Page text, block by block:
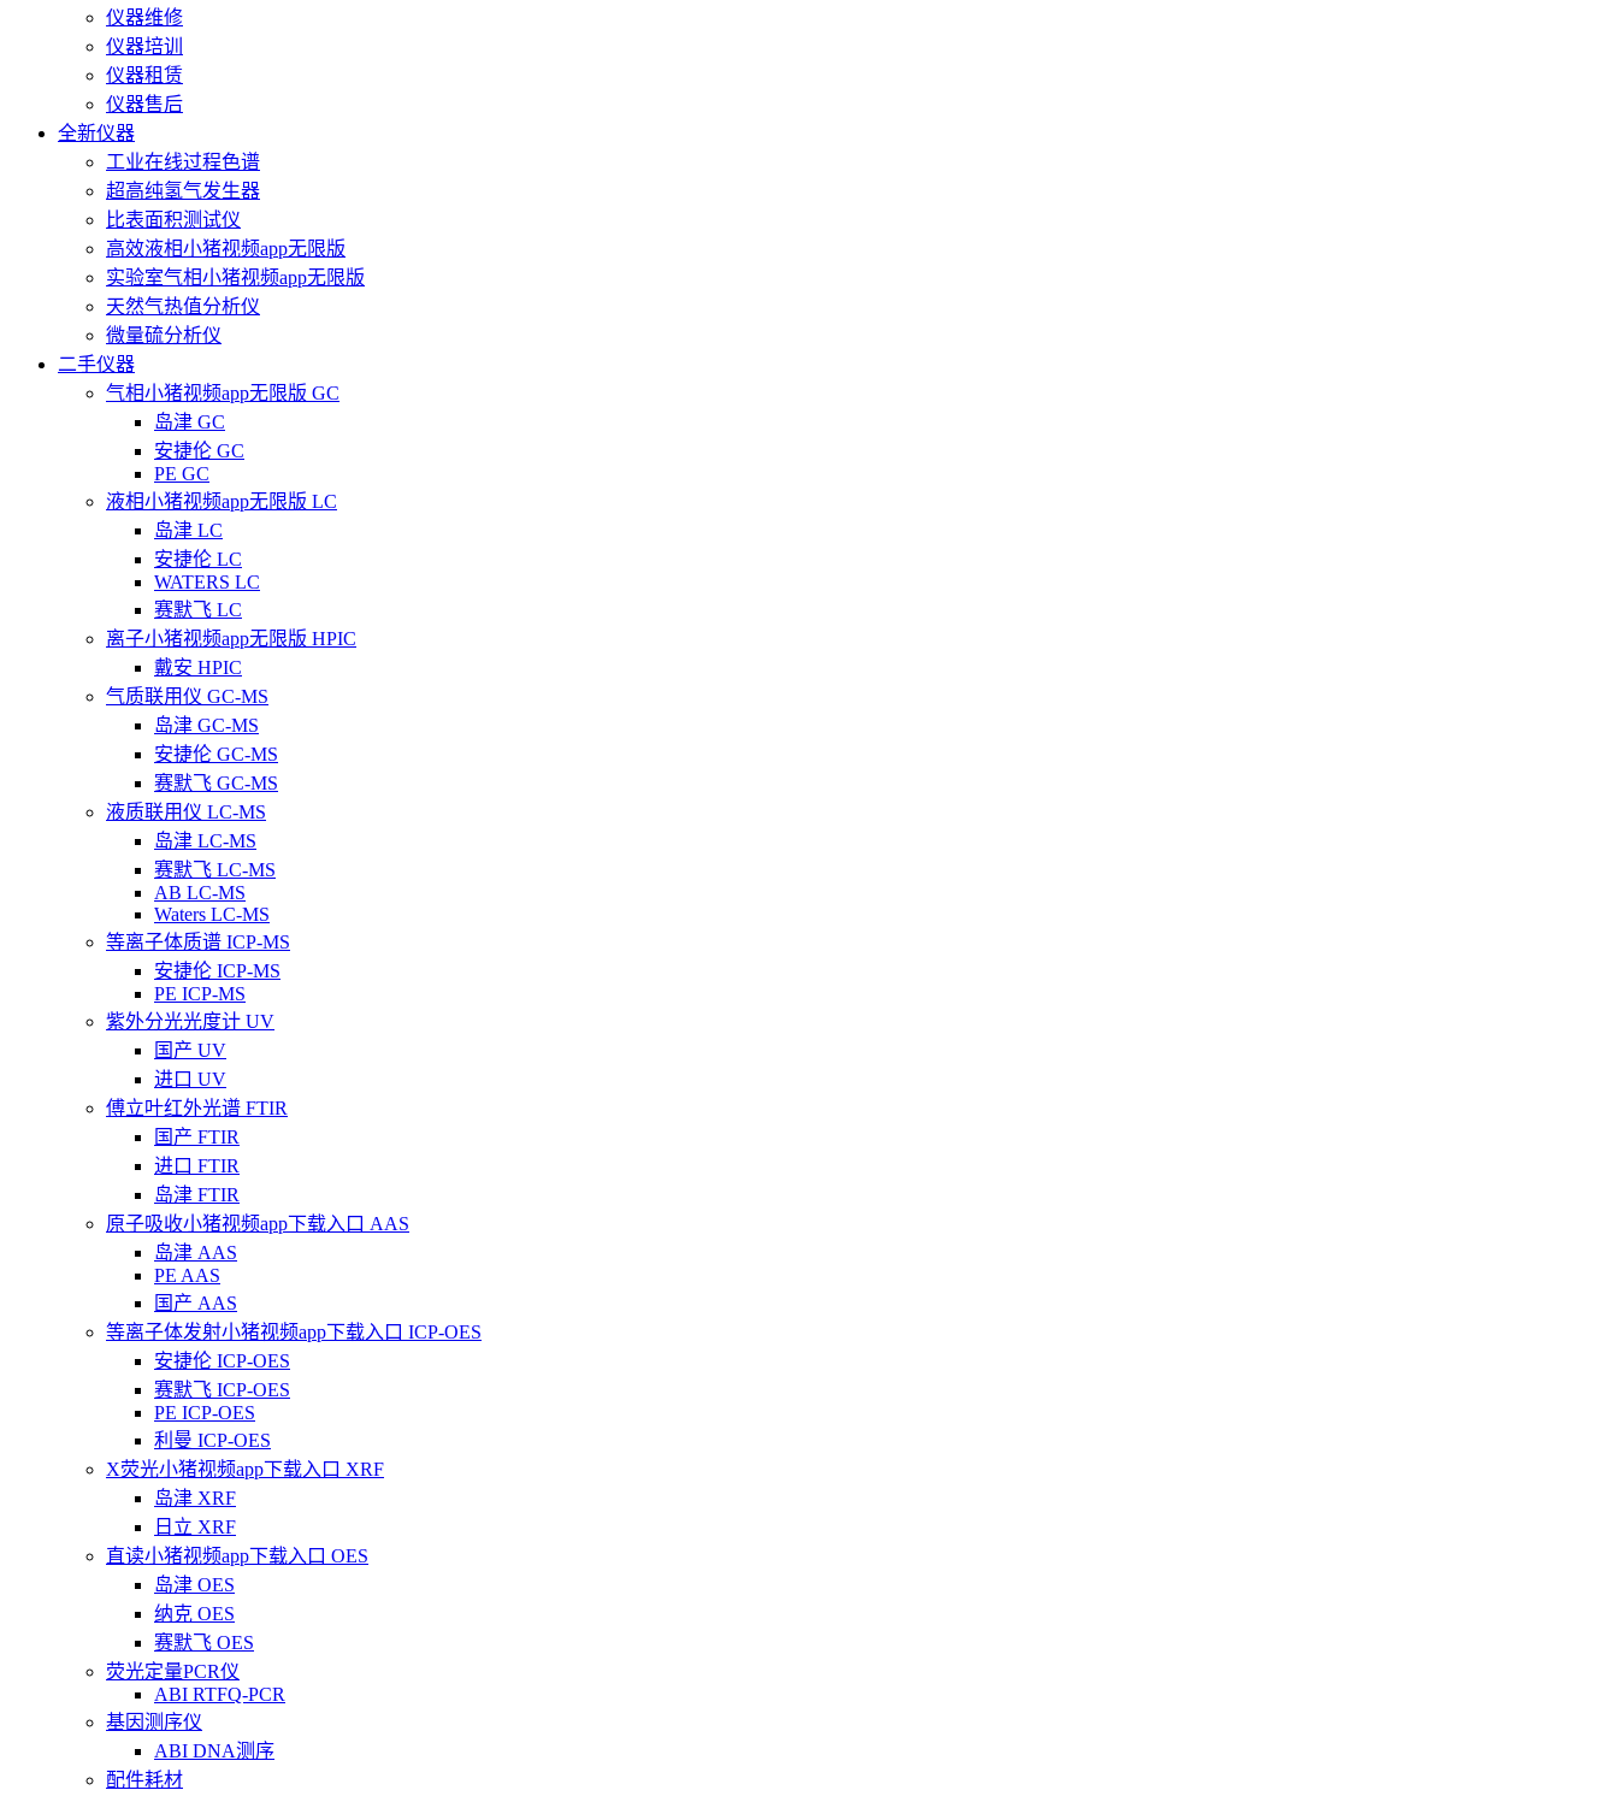
仪器维修
仪器培训
仪器租赁
仪器售后
全新仪器
工业在线过程色谱
超高纯氢气发生器
比表面积测试仪
高效液相小猪视频app无限版
实验室气相小猪视频app无限版
天然气热值分析仪
微量硫分析仪
二手仪器
气相小猪视频app无限版 GC
岛津 GC
安捷伦 GC
PE GC
液相小猪视频app无限版 LC
岛津 LC
安捷伦 LC
WATERS LC
赛默飞 LC
离子小猪视频app无限版 HPIC
戴安 HPIC
气质联用仪 GC-MS
岛津 GC-MS
安捷伦 GC-MS
赛默飞 GC-MS
液质联用仪 LC-MS
岛津 LC-MS
赛默飞 LC-MS
AB LC-MS
Waters LC-MS
等离子体质谱 ICP-MS
安捷伦 ICP-MS
PE ICP-MS
紫外分光光度计 UV
国产 UV
进口 UV
傅立叶红外光谱 FTIR
国产 FTIR
进口 FTIR
岛津 FTIR
原子吸收小猪视频app下载入口 AAS
岛津 AAS
PE AAS
国产 AAS
等离子体发射小猪视频app下载入口 ICP-OES
安捷伦 ICP-OES
赛默飞 ICP-OES
PE ICP-OES
利曼 ICP-OES
X荧光小猪视频app下载入口 XRF
岛津 XRF
日立 XRF
直读小猪视频app下载入口 OES
岛津 OES
纳克 OES
赛默飞 OES
荧光定量PCR仪
ABI RTFQ-PCR
基因测序仪
ABI DNA测序
配件耗材